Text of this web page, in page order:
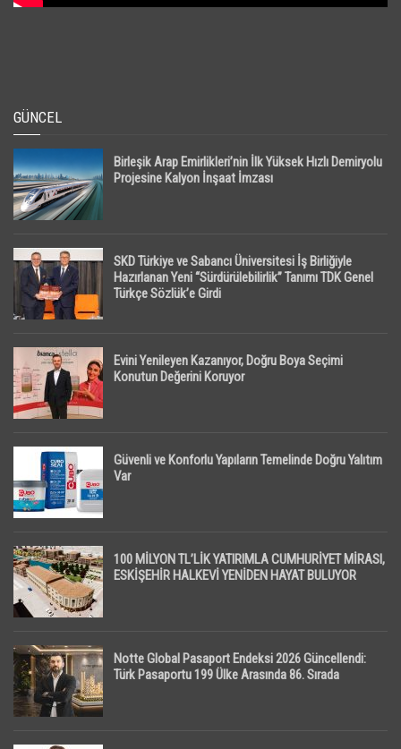
GÜNCEL
Birleşik Arap Emirlikleri’nin İlk Yüksek Hızlı Demiryolu
Projesine Kalyon İnşaat İmzası
SKD Türkiye ve Sabancı Üniversitesi İş Birliğiyle
Hazırlanan Yeni “Sürdürülebilirlik” Tanımı TDK Genel
Türkçe Sözlük’e Girdi
Evini Yenileyen Kazanıyor, Doğru Boya Seçimi
Konutun Değerini Koruyor
Güvenli ve Konforlu Yapıların Temelinde Doğru Yalıtım
Var
100 MİLYON TL’LİK YATIRIMLA CUMHURİYET MİRASI,
ESKİŞEHİR HALKEVİ YENİDEN HAYAT BULUYOR
Notte Global Pasaport Endeksi 2026 Güncellendi:
Türk Pasaportu 199 Ülke Arasında 86. Sırada